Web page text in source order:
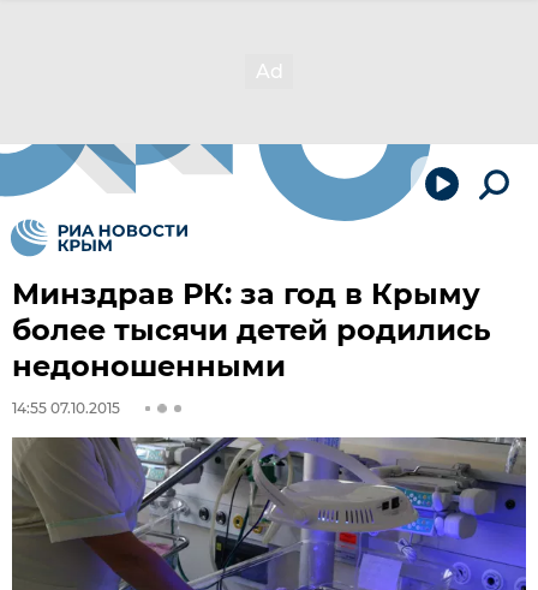
Минздрав РК: за год в Крыму
более тысячи детей родились
недоношенными
14:55 07.10.2015